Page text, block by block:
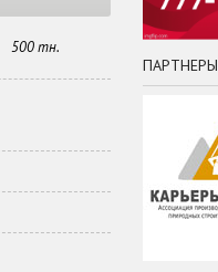
500 тн.
ПАРТНЕРЫ